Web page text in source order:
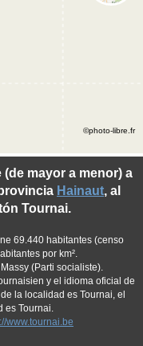
mayor a menor) a
Hainaut, al
Tournai.
69.440 habitantes (censo
por km².
(Parti socialiste).
y el idioma oficial de
la localidad es Tournai, el
es Tournai.
www.tournai.be
©photo-libre.fr